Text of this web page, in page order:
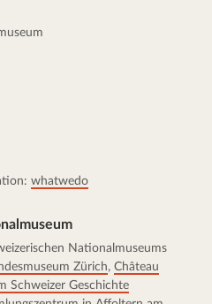
whatwedo
Nationalmuseums
Zürich, Château
Schweizer Geschichte